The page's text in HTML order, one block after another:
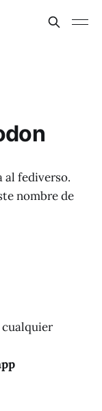
al fediverso.
nombre de
cualquier